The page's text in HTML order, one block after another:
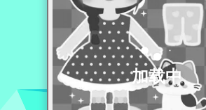
加载中